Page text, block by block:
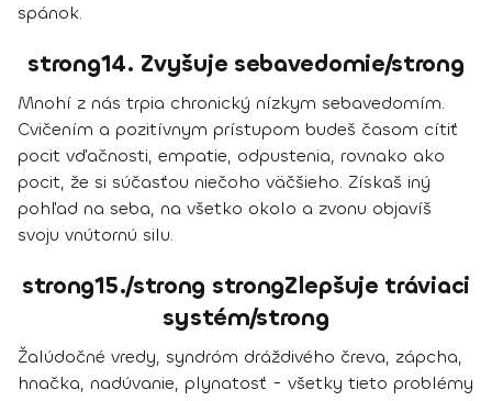
spánok.
strong14. Zvyšuje sebavedomie/strong
Mnohí z nás trpia chronický nízkym sebavedomím.
Cvičením a pozitívnym prístupom budeš časom cítiť
pocit vďačnosti, empatie, odpustenia, rovnako ako
pocit, že si súčasťou niečoho väčšieho. Získaš iný
pohľad na seba, na všetko okolo a zvonu objavíš
svoju vnútornú silu.
strong15./strong strongZlepšuje tráviaci
systém/strong
Žalúdočné vredy, syndróm dráždivého čreva, zápcha,
hnačka, nadúvanie, plynatosť - všetky tieto problémy